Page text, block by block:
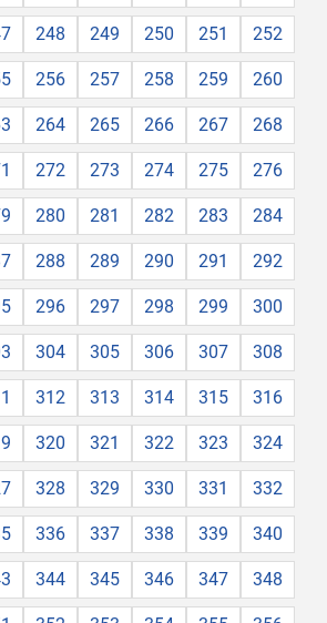
248 249 250 251 252
256 257 258 259 260
264 265 266 267 268
272 273 274 275 276
280 281 282 283 284
288 289 290 291 292
296 297 298 299 300
304 305 306 307 308
312 313 314 315 316
320 321 322 323 324
328 329 330 331 332
336 337 338 339 340
344 345 346 347 348